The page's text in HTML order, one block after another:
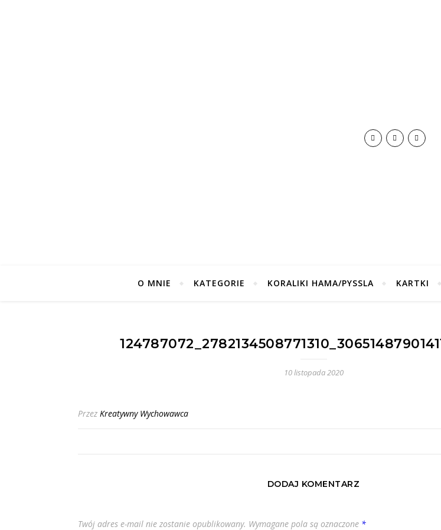
O MNIE KATEGORIE KORALIKI HAMA/PYSSLA KARTKI
10 listopada 2020
Przez Kreatywny Wychowawca
DODAJ KOMENTARZ
Twój adres e-mail nie zostanie opublikowany. Wymagane pola są oznaczone *